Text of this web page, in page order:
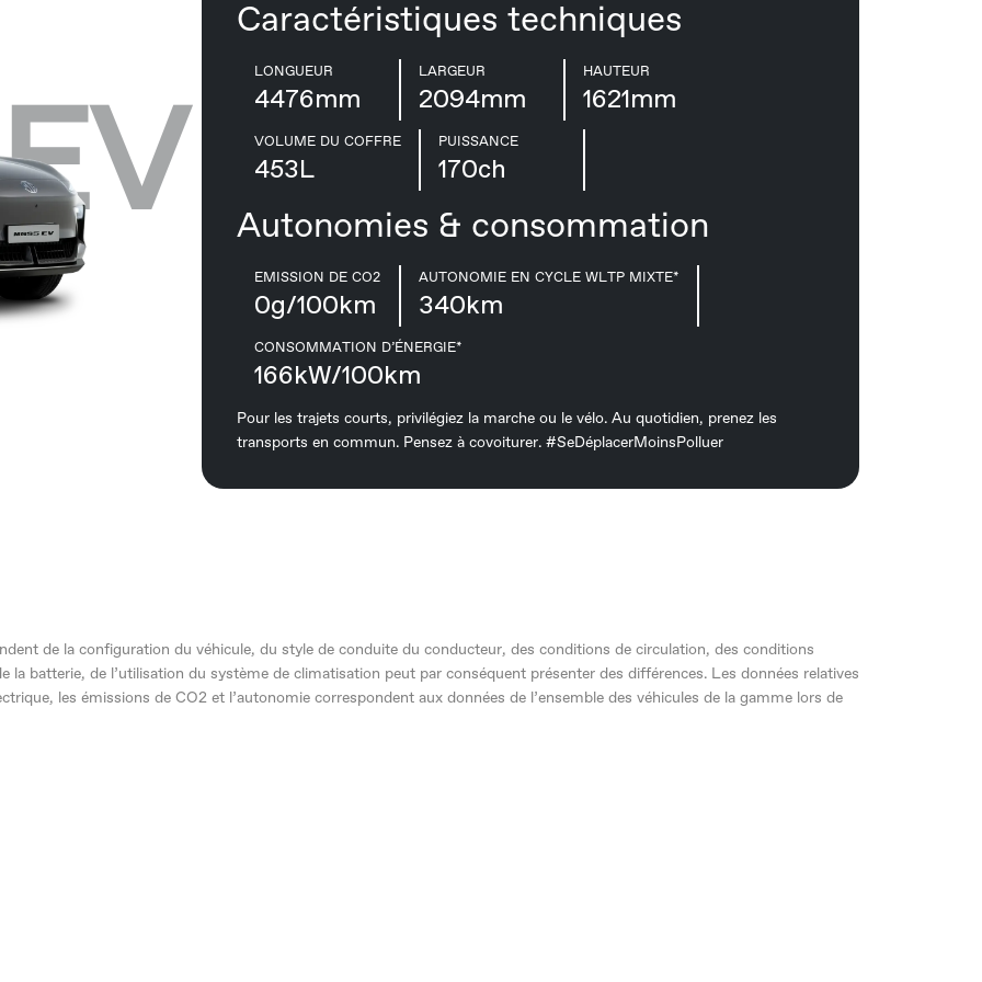
Caractéristiques techniques
LONGUEUR
4476mm
LARGEUR
2094mm
HAUTEUR
1621mm
VOLUME DU COFFRE
453L
PUISSANCE
170ch
Autonomies & consommation
EMISSION DE CO2
0g/100km
AUTONOMIE EN CYCLE WLTP MIXTE*
340km
CONSOMMATION D’ÉNERGIE*
166kW/100km
Pour les trajets courts, privilégiez la marche ou le vélo. Au quotidien, prenez les
transports en commun. Pensez à covoiturer. #SeDéplacerMoinsPolluer
de la configuration du véhicule, du style de conduite du conducteur, des conditions de circulation, des conditions
la batterie, de l’utilisation du système de climatisation peut par conséquent présenter des différences. Les données relatives
les émissions de CO2 et l’autonomie correspondent aux données de l’ensemble des véhicules de la gamme lors de